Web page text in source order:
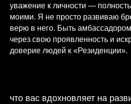
уважение к личности —
моими. Я не просто развиваю
верю в него. Быть
через свою проявленность и
доверие людей к «Резиденции».
что вас вдохновляет на